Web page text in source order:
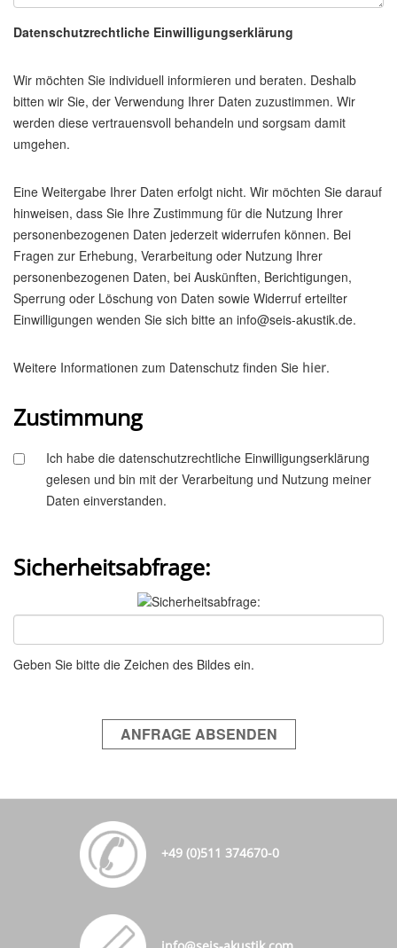
Datenschutzrechtliche Einwilligungserklärung
Wir möchten Sie individuell informieren und beraten. Deshalb
bitten wir Sie, der Verwendung Ihrer Daten zuzustimmen. Wir
werden diese vertrauensvoll behandeln und sorgsam damit
umgehen.
Eine Weitergabe Ihrer Daten erfolgt nicht. Wir möchten Sie darauf
hinweisen, dass Sie Ihre Zustimmung für die Nutzung Ihrer
personenbezogenen Daten jederzeit widerrufen können. Bei
Fragen zur Erhebung, Verarbeitung oder Nutzung Ihrer
personenbezogenen Daten, bei Auskünften, Berichtigungen,
Sperrung oder Löschung von Daten sowie Widerruf erteilter
Einwilligungen wenden Sie sich bitte an info@seis-akustik.de.
Weitere Informationen zum Datenschutz finden Sie hier.
Zustimmung
Ich habe die datenschutzrechtliche Einwilligungserklärung
gelesen und bin mit der Verarbeitung und Nutzung meiner
Daten einverstanden.
Sicherheitsabfrage:
Geben Sie bitte die Zeichen des Bildes ein.
ANFRAGE ABSENDEN
+49 (0)511 374670-0